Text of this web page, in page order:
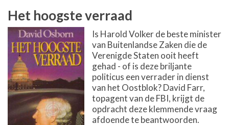
Het hoogste verraad
Is Harold Volker de beste minister
van Buitenlandse Zaken die de
Verenigde Staten ooit heeft
gehad - of is deze briljante
politicus een verrader in dienst
van het Oostblok? David Farr,
topagent van de FBI, krijgt de
opdracht deze klemmende vraag
afdoende te beantwoorden.